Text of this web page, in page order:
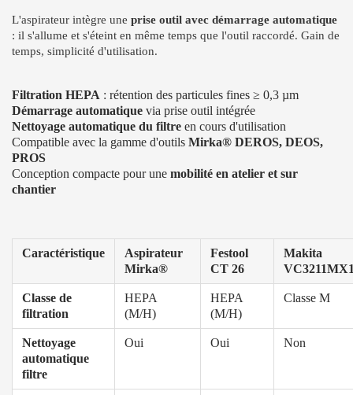
L'aspirateur intègre une prise outil avec démarrage automatique
: il s'allume et s'éteint en même temps que l'outil raccordé. Gain de
temps, simplicité d'utilisation.
Filtration HEPA : rétention des particules fines ≥ 0,3 µm
Démarrage automatique via prise outil intégrée
Nettoyage automatique du filtre en cours d'utilisation
Compatible avec la gamme d'outils Mirka® DEROS, DEOS,
PROS
Conception compacte pour une mobilité en atelier et sur
chantier
Caractéristique
Aspirateur
Mirka®
Festool
CT 26
Makita
Classe de
filtration
HEPA
(M/H)
HEPA
(M/H)
Classe M
Nettoyage
automatique
filtre
Oui Oui Non